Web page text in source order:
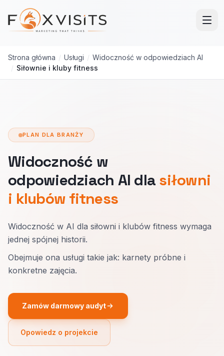
Przejdź do treści głównej
Strona główna / Usługi / Widoczność w odpowiedziach AI
/ Siłownie i kluby fitness
PLAN DLA BRANŻY
Widoczność w
odpowiedziach AI dla siłowni
i klubów fitness
Widoczność w AI dla siłowni i klubów fitness wymaga
jednej spójnej historii.
Obejmuje ona usługi takie jak: karnety próbne i
konkretne zajęcia.
Zamów darmowy audyt
Opowiedz o projekcie